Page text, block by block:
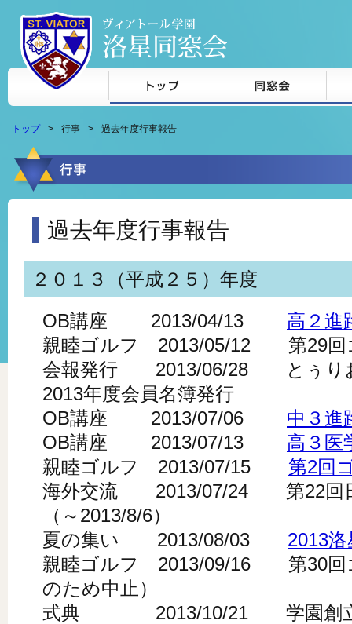
本文へジャンプ
トップ 行事 過去年度行事報告
過去年度行事報告
２０１３（平成２５）年度
OB講座 2013/04/13 高２進
親睦ゴルフ 2013/05/12 第29回
会報発行 2013/06/28 とぅりお
2013年度会員名簿発行
OB講座 2013/07/06 中３進
OB講座 2013/07/13 高３医
親睦ゴルフ 2013/07/15 第2回
海外交流 2013/07/24 第22回日
（～2013/8/6）
夏の集い 2013/08/03 2013
親睦ゴルフ 2013/09/16 第30回
のため中止）
式典 2013/10/21 学園創立